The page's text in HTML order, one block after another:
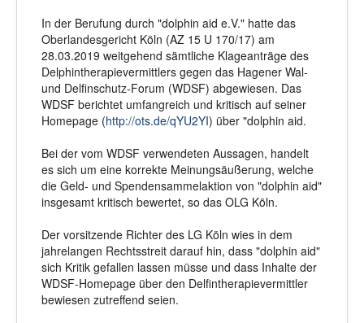
In der Berufung durch "dolphin aid e.V." hatte das
Oberlandesgericht Köln (AZ 15 U 170/17) am
28.03.2019 weitgehend sämtliche Klageanträge des
Delphintherapievermittlers gegen das Hagener Wal-
und Delfinschutz-Forum (WDSF) abgewiesen. Das
WDSF berichtet umfangreich und kritisch auf seiner
Homepage (http://ots.de/qYU2YI) über "dolphin aid.
Bei der vom WDSF verwendeten Aussagen, handelt
es sich um eine korrekte Meinungsäußerung, welche
die Geld- und Spendensammelaktion von "dolphin aid"
insgesamt kritisch bewertet, so das OLG Köln.
Der vorsitzende Richter des LG Köln wies in dem
jahrelangen Rechtsstreit darauf hin, dass "dolphin aid"
sich Kritik gefallen lassen müsse und dass Inhalte der
WDSF-Homepage über den Delfintherapievermittler
bewiesen zutreffend seien.